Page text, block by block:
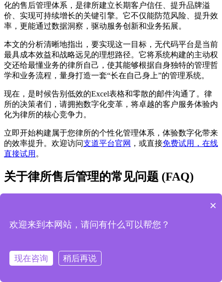
化的售后管理体系，是律所建立长期客户信任、提升品牌溢
价、实现可持续增长的关键引擎。它不仅能防范风险、提升效
率，更能通过数据洞察，驱动服务创新和业务拓展。
本文的分析清晰地指出，要实现这一目标，无代码平台是当前
最具成本效益和战略远见的理想路径。它将系统构建的主动权
交还给最懂业务的律所自己，使其能够根据自身独特的管理哲
学和业务流程，量身打造一套“长在自己身上”的管理系统。
现在，是时候告别低效的Excel表格和零散的邮件沟通了。律
所的决策者们，请拥抱数字化变革，将卓越的客户服务体验内
化为律所的核心竞争力。
立即开始构建属于您律所的个性化管理体系，体验数字化带来
的效率提升。欢迎访问支道平台官网 ，或直接免费试用，在线
直接试用 。
关于律所售后管理的常见问题 (FAQ)
1. 我们律所规模不大，有必要上这么复杂的管理系
及时、后续服务易遗漏等问题。无代码平台的优势恰恰在于其
低成本和快速启动的特性，非常适合中小律所。您可以从最核
×
欢迎来到本网站，请问有什么可以帮您？
现在咨询 稍后再说